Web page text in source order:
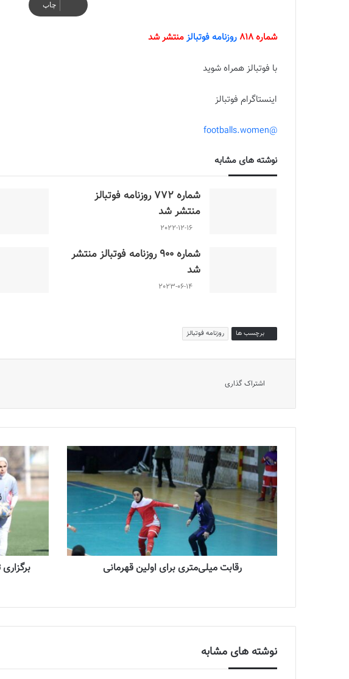
چاپ
شماره 818 روزنامه فوتبالزمنتشر شد
با فوتبالز همراه شوید
اینستاگرام فوتبالز
@footballs.women
نوشته های مشابه
شماره 772 روزنامه فوتبالز
منتشر شد
2022-12-16
شماره 900 روزنامه فوتبالز منتشر
شد
2023-06-14
برچسب ها روزنامه فوتبالز
اشتراک گذاری
رقابت میلی‌متری برای اولین قهرمانی
نوشته های مشابه